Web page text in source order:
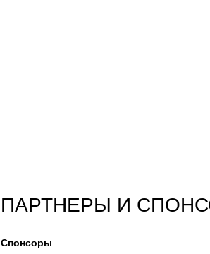
ПАРТНЕРЫ И
Спонсоры